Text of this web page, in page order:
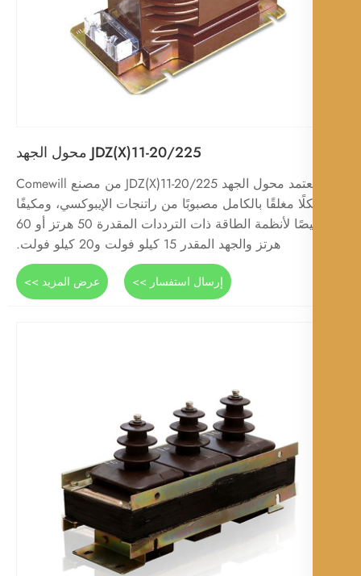
JDZ(X)11-20/225 محول الجهد
يعتمد محول الجهد JDZ(X)11-20/225 من مصنع Comewill
مغلقًا بالكامل مصبوبًا من راتنجات الإيبوكسي، ومكيفًا
خصيصًا لأنظمة الطاقة ذات الترددات المقدرة 50 هرتز أو 60
هرتز والجهد المقدر 15 كيلو فولت و20 كيلو فولت.
عرض المزيد >> إرسال استفسار >>